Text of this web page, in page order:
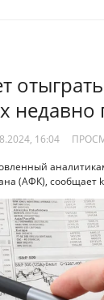
недавно
16:04
(АФК), сообщает